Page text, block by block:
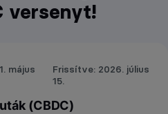
versenyt!
május
Frissítve: 2026. július
15.
(CBDC)